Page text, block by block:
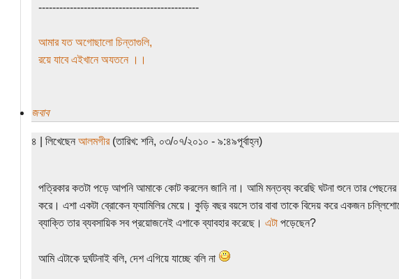
----------------------------------------------
আমার যত অগোছালো চিন্তাগুলি,
রয়ে যাবে এইখানে অযতনে ।।
জবাব
৪ | লিখেছেন আলমগীর(তারিখ: শনি, ০৩/০৭/২০১০ - ৯:৪৯পূর্বাহ্ন)
পত্রিকার কতটা পড়ে আপনি আমাকে কোট করলেন জানি না। আমি মন্তব্য করেছি ঘটনা শুনে তার পেছনের
করে। এশা একটা ব্রোকেন ফ্যামিলির মেয়ে। কুড়ি বছর বয়সে তার বাবা তাকে বিদেয় করে একজন
ব্যাক্তি তার ব্যবসায়িক সব প্রয়োজনেই এশাকে ব্যাবহার করেছে। এটাপড়েছেন?
আমি এটাকে দুর্ঘটনাই বলি, দেশ এগিয়ে যাচ্ছে বলি না